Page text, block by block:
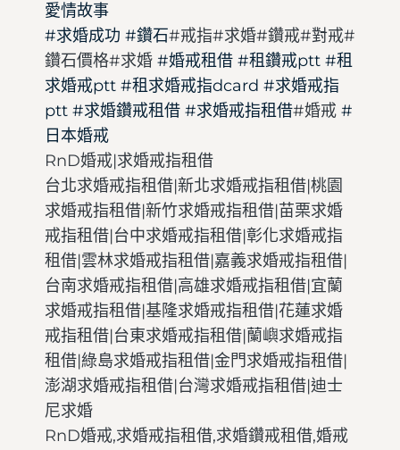
愛情故事
#求婚成功 #鑽石#戒指#求婚#鑽戒#對戒#
鑽石價格#求婚 #婚戒租借 #租鑽戒ptt #租
求婚戒ptt #租求婚戒指dcard #求婚戒指
ptt #求婚鑽戒租借 #求婚戒指租借#婚戒 #
日本婚戒
RnD婚戒|求婚戒指租借
台北求婚戒指租借|新北求婚戒指租借|桃園
求婚戒指租借|新竹求婚戒指租借|苗栗求婚
戒指租借|台中求婚戒指租借|彰化求婚戒指
租借|雲林求婚戒指租借|嘉義求婚戒指租借|
台南求婚戒指租借|高雄求婚戒指租借|宜蘭
求婚戒指租借|基隆求婚戒指租借|花蓮求婚
戒指租借|台東求婚戒指租借|蘭嶼求婚戒指
租借|綠島求婚戒指租借|金門求婚戒指租借|
澎湖求婚戒指租借|台灣求婚戒指租借|迪士
尼求婚
RnD婚戒,求婚戒指租借,求婚鑽戒租借,婚戒